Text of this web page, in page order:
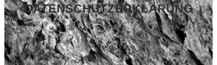
DATENSCHUTZERKLÄRUNG